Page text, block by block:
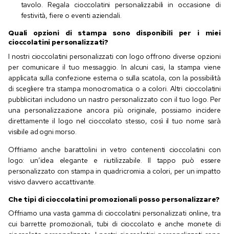
tavolo. Regala cioccolatini personalizzabili in occasione di
festività, fiere o eventi aziendali.
Quali opzioni di stampa sono disponibili per i miei
cioccolatini personalizzati?
I nostri cioccolatini personalizzati con logo offrono diverse opzioni
per comunicare il tuo messaggio. In alcuni casi, la stampa viene
applicata sulla confezione esterna o sulla scatola, con la possibilità
di scegliere tra stampa monocromatica o a colori. Altri cioccolatini
pubblicitari includono un nastro personalizzato con il tuo logo. Per
una personalizzazione ancora più originale, possiamo incidere
direttamente il logo nel cioccolato stesso, così il tuo nome sarà
visibile ad ogni morso.
Offriamo anche barattolini in vetro contenenti cioccolatini con
logo: un’idea elegante e riutilizzabile. Il tappo può essere
personalizzato con stampa in quadricromia a colori, per un impatto
visivo davvero accattivante.
Che tipi di cioccolatini promozionali posso personalizzare?
Offriamo una vasta gamma di cioccolatini personalizzati online, tra
cui barrette promozionali, tubi di cioccolato e anche monete di